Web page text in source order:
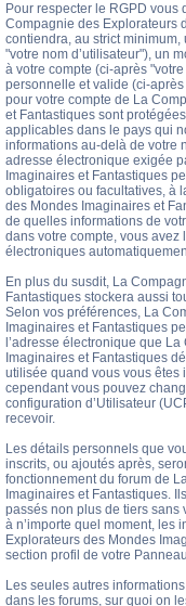
Pour respecter le RGPD vous
Compagnie des Explorateurs
contiendra, au strict
"votre nom d’utilisateur"), un
à votre compte (ci-après
personnelle et valide (ci-
pour votre compte de La
et Fantastiques sont
applicables dans le pays qui
informations au-delà de votre
adresse électronique exigée
Imaginaires et Fantastiques
obligatoires ou facultatives, à
des Mondes Imaginaires et
de quelles informations de
dans votre compte, vous avez
électroniques
En plus du susdit, La
Fantastiques stockera aussi
Selon vos préférences, La
Imaginaires et Fantastiques
l’adresse électronique que
Imaginaires et Fantastiques
utilisée quand vous vous êtes
cependant vous pouvez
configuration d’Utilisateur
recevoir.
Les détails personnels que
inscrits, ou ajoutés après,
fonctionnement du forum de
Imaginaires et Fantastiques.
passés non plus de tiers sans
à n’importe quel moment, les
Explorateurs des Mondes
section profil de votre
Les seules autres
dans les forums, sur quoi on